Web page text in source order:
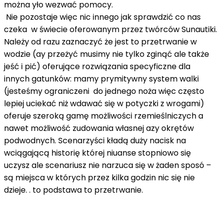
można yło wezwać pomocy.
Nie pozostaje więc nic innego jak sprawdzić co nas
czeka w świecie oferowanym przez twórców Sunautiki.
Należy od razu zaznaczyć że jest to przetrwanie w
wodzie (ay przeżyć musimy nie tylko zginąć ale także
jeść i pić) oferujące rozwiązania specyficzne dla
innych gatunków: mamy prymitywny system walki
(jesteśmy ograniczeni do jednego noża więc często
lepiej uciekać niż wdawać się w potyczki z wrogami)
oferuje szeroką gamę możliwości rzemieślniczych a
nawet możliwość zudowania własnej azy okrętów
podwodnych. Scenarzyści kładą duży nacisk na
wciągającą historię której niuanse stopniowo się
uczysz ale scenariusz nie narzuca się w żaden sposó –
są miejsca w których przez kilka godzin nic się nie
dzieje. . to podstawa to przetrwanie.